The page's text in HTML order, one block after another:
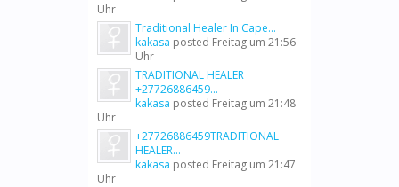
Uhr
Traditional Healer In Cape...
kakasa posted Freitag um 21:56
Uhr
TRADITIONAL HEALER
+27726886459...
kakasa posted Freitag um 21:48
Uhr
+27726886459TRADITIONAL
HEALER...
kakasa posted Freitag um 21:47
Uhr